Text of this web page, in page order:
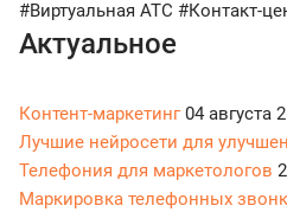
#Виртуальная АТС #Контакт-
Актуальное
Контент-маркетинг04 августа 2
Лучшие нейросети для
Телефония для маркетологов
Маркировка телефонных